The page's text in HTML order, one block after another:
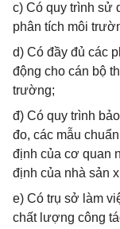
c) Có quy trình sử
phân tích môi
d) Có đầy đủ các
động cho cán bộ
trường;
đ) Có quy trình
đo, các mẫu
định của cơ quan
định của nhà sản
e) Có trụ sở làm
chất lượng công